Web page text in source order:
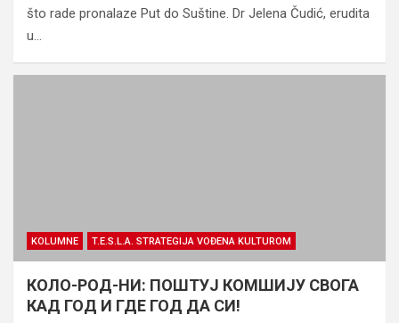
što rade pronalaze Put do Suštine. Dr Jelena Čudić, erudita
u…
KOLUMNE T.E.S.L.A. STRATEGIJA VOĐENA KULTUROM
КОЛО-РОД-НИ: ПОШТУЈ КОМШИЈУ СВОГА
КАД ГОД И ГДЕ ГОД ДА СИ!